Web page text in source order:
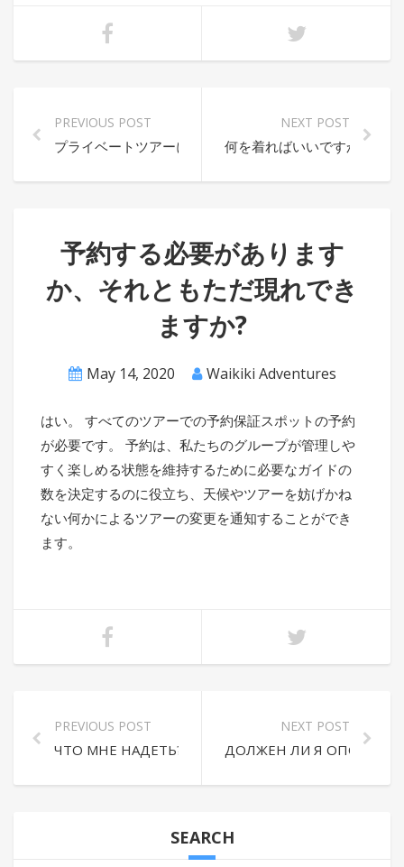
PREVIOUS POST
プライベートツアーにはいくらかかりますか?
NEXT POST
何を着ればいいですか?
予約する必要があります
か、それともただ現れでき
ますか?
May 14, 2020 Waikiki Adventures
はい。 すべてのツアーでの予約保証スポットの予約
が必要です。 予約は、私たちのグループが管理しや
すく楽しめる状態を維持するために必要なガイドの
数を決定するのに役立ち、天候やツアーを妨げかね
ない何かによるツアーの変更を通知することができ
ます。
PREVIOUS POST
ЧТО МНЕ НАДЕТЬ?
NEXT POST
ДОЛЖЕН ЛИ Я
SEARCH